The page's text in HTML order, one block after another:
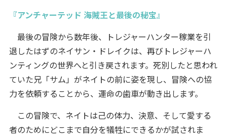
『アンチャーテッド 海賊王と最後の秘宝』
最後の冒険から数年後、トレジャーハンター稼業を引
退したはずのネイサン・ドレイクは、再びトレジャーハ
ンティングの世界へと引き戻されます。死別したと思われ
ていた兄「サム」がネイトの前に姿を現し、冒険への協
力を依頼することから、運命の歯車が動き出します。
この冒険で、ネイトは己の体力、決意、そして愛する
者のためにどこまで自分を犠牲にできるかが試されま